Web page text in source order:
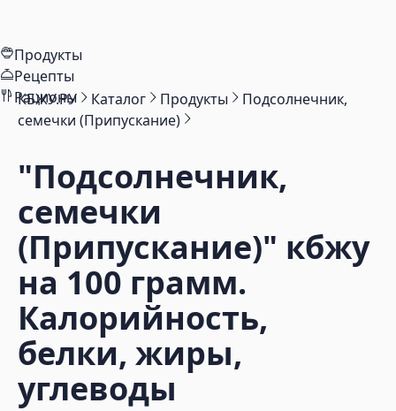
Продукты
Рецепты
Рационы
КБЖУ.РУ Каталог Продукты
Подсолнечник,
семечки (Припускание)
"Подсолнечник,
семечки
(Припускание)" кбжу
на 100 грамм.
Калорийность,
белки, жиры,
углеводы